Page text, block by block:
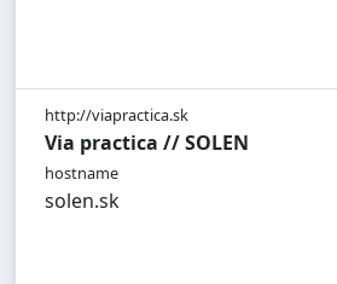
http://viapractica.sk
Via practica // SOLEN
hostname
solen.sk